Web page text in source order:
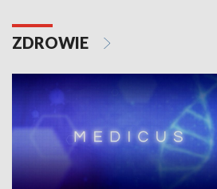
ZDROWIE